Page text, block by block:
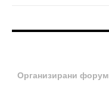
Организирани